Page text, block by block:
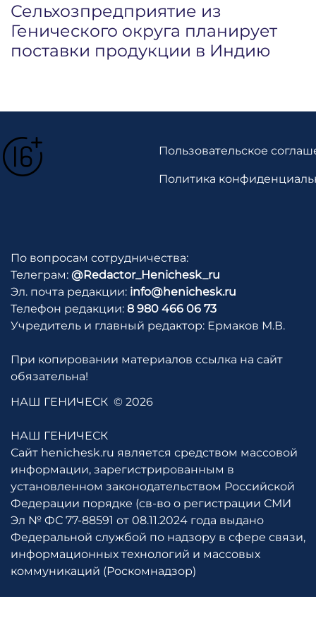
Сельхозпредприятие из
Генического округа планирует
поставки продукции в Индию
Пользовательское
Политика
По вопросам сотрудничества:
Телеграм: @Redactor_Henichesk_ru
Эл. почта редакции: info@henichesk.ru
Телефон редакции: 8 980 466 06 73
Учредитель и главный редактор: Ермаков М.В.
При копировании материалов ссылка на сайт
обязательна!
НАШ ГЕНИЧЕСК © 2026
НАШ ГЕНИЧЕСК
Сайт henichesk.ru является средством массовой
информации, зарегистрированным в
установленном законодательством Российской
Федерации порядке (св-во о регистрации СМИ
Эл № ФС 77-88591 от 08.11.2024 года выдано
Федеральной службой по надзору в сфере связи,
информационных технологий и массовых
коммуникаций (Роскомнадзор)